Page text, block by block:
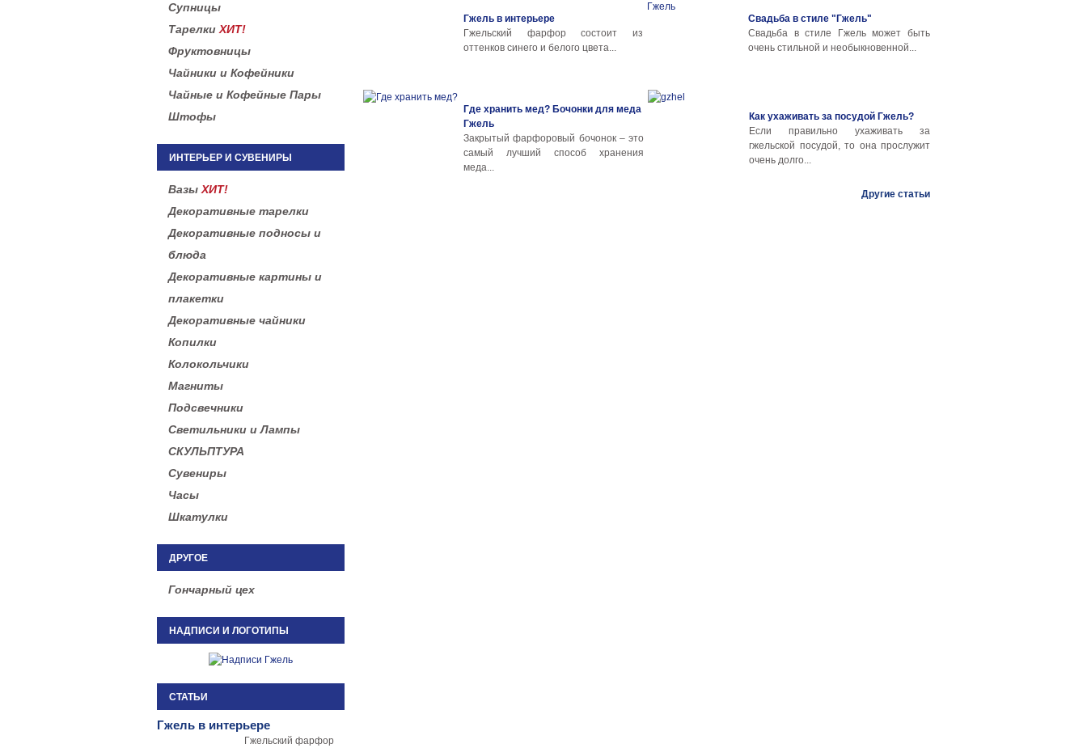
Супницы
Тарелки ХИТ!
Фруктовницы
Чайники и Кофейники
Чайные и Кофейные Пары
Штофы
ИНТЕРЬЕР И СУВЕНИРЫ
Вазы ХИТ!
Декоративные тарелки
Декоративные подносы и
блюда
Декоративные картины и
плакетки
Декоративные чайники
Копилки
Колокольчики
Магниты
Подсвечники
Светильники и Лампы
СКУЛЬПТУРА
Сувениры
Часы
Шкатулки
ДРУГОЕ
Гончарный цех
НАДПИСИ И ЛОГОТИПЫ
СТАТЬИ
Гжель в интерьере
Гжельский фарфор
Гжель в интерьере
Гжельский фарфор состоит из
оттенков синего и белого цвета...
Свадьба в стиле "Гжель"
Свадьба в стиле Гжель может быть
очень стильной и необыкновенной...
Где хранить мед? Бочонки для меда
Гжель
Закрытый фарфоровый бочонок – это
самый лучший способ хранения
меда...
Как ухаживать за посудой Гжель?
Если правильно ухаживать за
гжельской посудой, то она прослужит
очень долго...
Другие статьи